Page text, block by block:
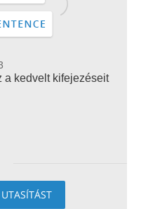
a kedvelt kifejezéseit